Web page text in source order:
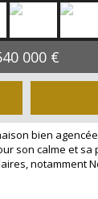
000 €
bien
son calme et sa
notamment